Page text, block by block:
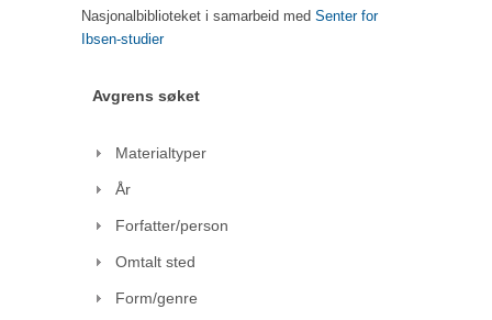
Nasjonalbiblioteket i samarbeid med Senter for
Ibsen-studier
Avgrens søket
Materialtyper
År
Forfatter/person
Omtalt sted
Form/genre